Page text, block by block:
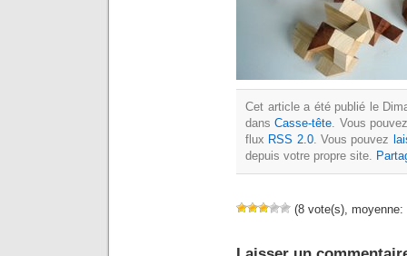
Cet article a été publié le
dansCasse-tête . Vous
flux RSS 2.0. Vous pouvez
depuis votre propre site.
(8 vote(s), moyenne: